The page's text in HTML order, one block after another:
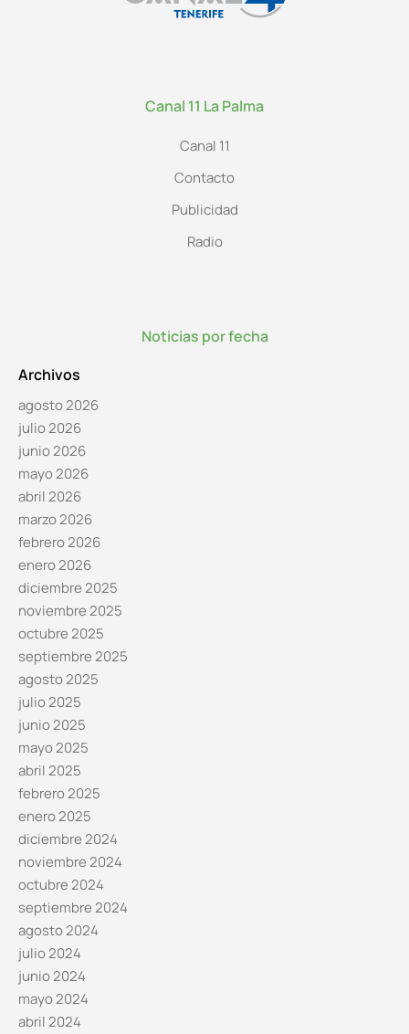
Canal 11 La Palma
Canal 11
Contacto
Publicidad
Radio
Noticias por fecha
Archivos
agosto 2026
julio 2026
junio 2026
mayo 2026
abril 2026
marzo 2026
febrero 2026
enero 2026
diciembre 2025
noviembre 2025
octubre 2025
septiembre 2025
agosto 2025
julio 2025
junio 2025
mayo 2025
abril 2025
febrero 2025
enero 2025
diciembre 2024
noviembre 2024
octubre 2024
septiembre 2024
agosto 2024
julio 2024
junio 2024
mayo 2024
abril 2024